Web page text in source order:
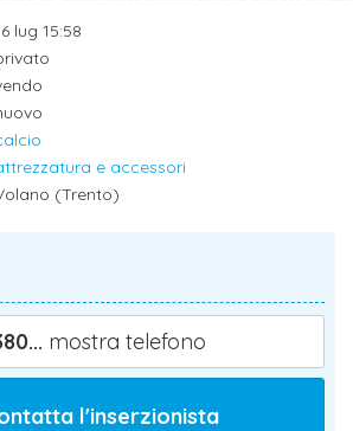
lug 15:58
e accessori
(Trento)
mostra telefono
l'inserzionista